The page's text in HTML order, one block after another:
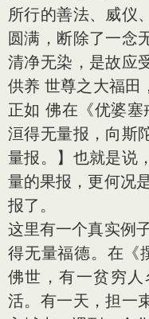
所行的善法、威仪
圆满，断除了一念
清净无染，是故应
供养 世尊之大福田
正如 佛在《优婆
洹得无量报，向斯
量报。】也就是说
量的果报，更何况
报了。
这里有一个真实例
得无量福德。在《
佛世，有一贫穷
活。有一天，担一